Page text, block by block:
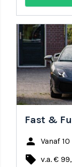
Fast &
person Vanaf
local_offer v.a. €